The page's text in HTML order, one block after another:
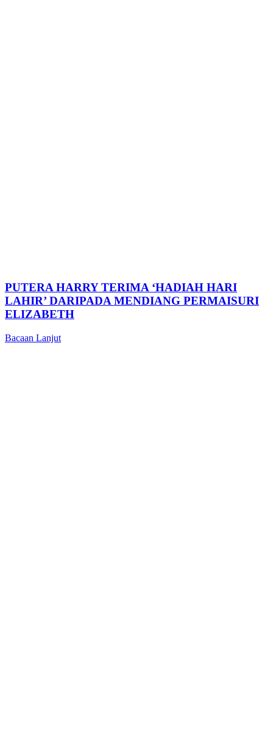
PUTERA HARRY TERIMA ‘HADIAH HARI
LAHIR’ DARIPADA MENDIANG PERMAISURI
ELIZABETH
Bacaan Lanjut